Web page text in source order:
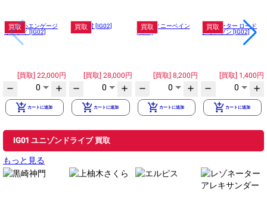
買取
ふわふわエンゲージ
リルフィ [IG02]
22,000円
remove 0 add
add_shopping_cart カートに追加
買取
竜の姫君 [IG02]
28,000円
remove 0 add
add_shopping_cart カートに追加
買取
デスティニーベイン
[IG02]
8,200円
remove 0 add
add_shopping_cartカートに追加
買取
レゾネーター ロード
クリムゾン [IG02]
1,400円
remove 0 add
add_shopping_cartカートに追加
IG01 ユニゾンドライブ 買取
もっと見る